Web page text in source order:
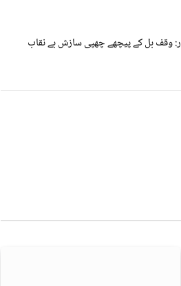
وقف بل کے پیچھے چھپی سازش بے نقاب